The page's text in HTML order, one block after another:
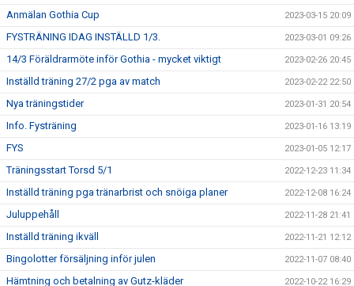
Anmälan Gothia Cup 2023-03-15 20:09
FYSTRÄNING IDAG INSTÄLLD 1/3. 2023-03-01 09:26
14/3 Föräldrarmöte inför Gothia - mycket viktigt 2023-02-26 20:45
Inställd träning 27/2 pga av match 2023-02-22 22:50
Nya träningstider 2023-01-31 20:54
Info. Fysträning 2023-01-16 13:19
FYS 2023-01-05 12:17
Träningsstart Torsd 5/1 2022-12-23 11:34
Inställd träning pga tränarbrist och snöiga planer 2022-12-08 16:24
Juluppehåll 2022-11-28 21:41
Inställd träning ikväll 2022-11-21 12:12
Bingolotter försäljning inför julen 2022-11-07 08:40
Hämtning och betalning av Gutz-kläder 2022-10-22 16:29